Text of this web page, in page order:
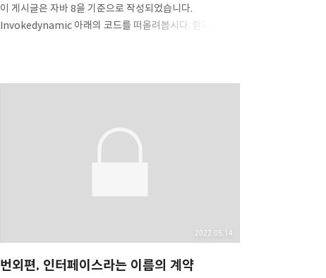
이 게시글은 자바 8을 기준으로 작성되었습니다.
Invokedynamic 아래의 코드를 떠올려봅시다. 람다의
main(String [] args) { Runnable r = () ->
System.out.println("Hello"); r.run(); } } 이를 javap로
뜯어보면 아래와 같은 바이트코드를 살펴볼 수 있습니다.
번외편. 인터페이스라는 이름의 계약
2022.05.14